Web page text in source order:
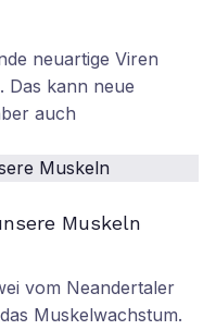
neuartige Viren
Das kann neue
auch
Muskeln
vom Neandertaler
Muskelwachstum.